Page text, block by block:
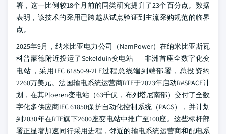
署，这一比例较18个月前的同类研究提升了23个百分点。数据
表明，该技术的采用已跨越从试点验证到主流采购规范的临界
点。
2025年9月，纳米比亚电力公司（NamPower）在纳米比亚斯瓦
科普蒙德附近投运了Sekelduin变电站——非洲首座全数字化变
电站，采用IEC 61850-9-2LE过程总线端到端部署，总投资约
2260万美元。法国输电系统运营商RTE于2023年启动R#SPACE计
划，在其Ploeren变电站（63千伏，布列塔尼南部）交付了全数
字化多供应商IEC 61850保护自动化控制系统（PACS），并计划
到2030年在RTE旗下2600座变电站中推广至100座。这些标杆部
署正显著加速同行采用进程，邻近的输电系统运营商和配电系